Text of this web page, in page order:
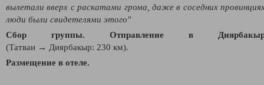
вылетали вверх с раскатами грома, даже в соседних
люди были свидетелями этого"
Сбор группы. Отправление в
(Татван → Диярбакыр: 230 км).
Размещение в отеле.